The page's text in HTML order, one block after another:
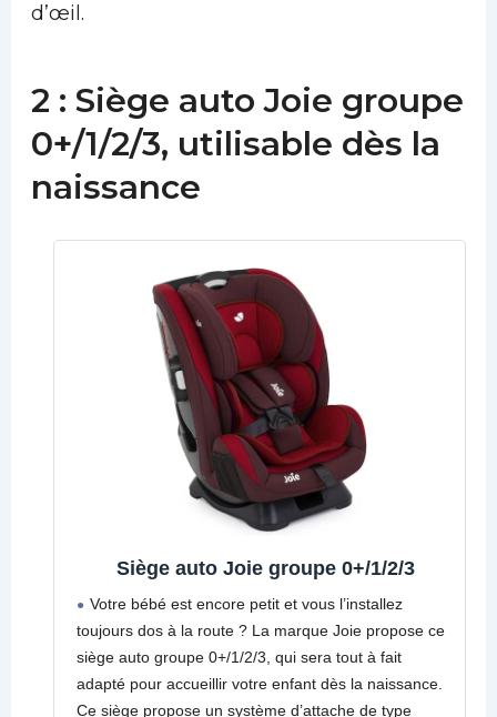
d’œil.
2 : Siège auto Joie groupe
0+/1/2/3, utilisable dès la
naissance
Siège auto Joie groupe 0+/1/2/3
Votre bébé est encore petit et vous l’installez
toujours dos à la route ? La marque Joie propose ce
siège auto groupe 0+/1/2/3, qui sera tout à fait
adapté pour accueillir votre enfant dès la naissance.
Ce siège propose un système d’attache de type